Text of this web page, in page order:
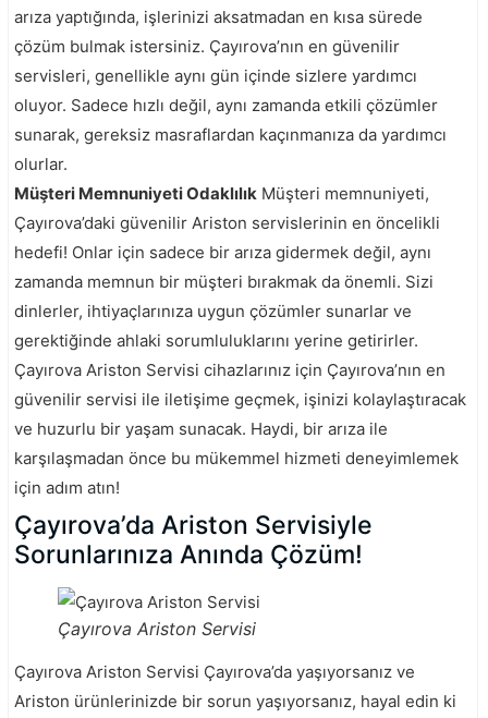
arıza yaptığında, işlerinizi aksatmadan en kısa sürede
çözüm bulmak istersiniz. Çayırova’nın en güvenilir
servisleri, genellikle aynı gün içinde sizlere yardımcı
oluyor. Sadece hızlı değil, aynı zamanda etkili çözümler
sunarak, gereksiz masraflardan kaçınmanıza da yardımcı
olurlar.
Müşteri Memnuniyeti Odaklılık Müşteri memnuniyeti,
Çayırova’daki güvenilir Ariston servislerinin en öncelikli
hedefi! Onlar için sadece bir arıza gidermek değil, aynı
zamanda memnun bir müşteri bırakmak da önemli. Sizi
dinlerler, ihtiyaçlarınıza uygun çözümler sunarlar ve
gerektiğinde ahlaki sorumluluklarını yerine getirirler.
Çayırova Ariston Servisi cihazlarınız için Çayırova’nın en
güvenilir servisi ile iletişime geçmek, işinizi kolaylaştıracak
ve huzurlu bir yaşam sunacak. Haydi, bir arıza ile
karşılaşmadan önce bu mükemmel hizmeti deneyimlemek
için adım atın!
Çayırova’da Ariston Servisiyle
Sorunlarınıza Anında Çözüm!
Çayırova Ariston Servisi
Çayırova Ariston Servisi Çayırova’da yaşıyorsanız ve
Ariston ürünlerinizde bir sorun yaşıyorsanız, hayal edin ki